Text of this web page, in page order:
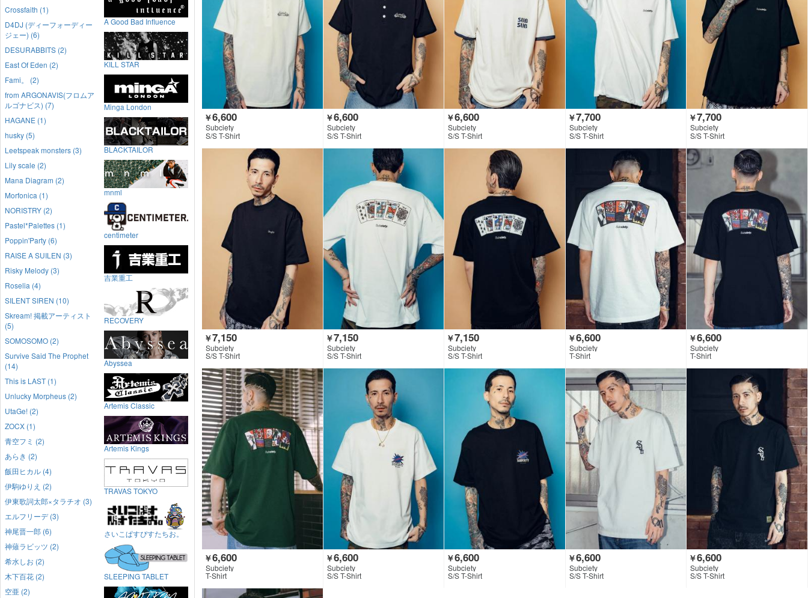
￥6,600
Subciety
S/S T-Shirt
￥6,600
Subciety
S/S T-Shirt
￥6,600
Subciety
S/S T-Shirt
￥7,700
Subciety
S/S T-Shirt
￥7,700
Subciety
S/S T-Shirt
￥7,150
Subciety
S/S T-Shirt
￥7,150
Subciety
S/S T-Shirt
￥7,150
Subciety
S/S T-Shirt
￥6,600
Subciety
T-Shirt
￥6,600
Subciety
T-Shirt
￥6,600
Subciety
T-Shirt
￥6,600
Subciety
S/S T-Shirt
￥6,600
Subciety
S/S T-Shirt
￥6,600
Subciety
S/S T-Shirt
￥6,600
Subciety
S/S T-Shirt
Crossfaith (1)
D4DJ (ディーフォーディー
ジェー) (6)
DESURABBITS (2)
East Of Eden (2)
Fami。 (2)
from ARGONAVIS(フロムア
ルゴナビス) (7)
HAGANE (1)
husky (5)
Leetspeak monsters (3)
Lily scale (2)
Mana Diagram (2)
Morfonica (1)
NORISTRY (2)
Pastel*Palettes (1)
Poppin'Party (6)
RAISE A SUILEN (3)
Risky Melody (3)
Roselia (4)
SILENT SIREN (10)
Skream! 掲載アーティスト
(5)
SOMOSOMO (2)
Survive Said The Prophet
(14)
This is LAST (1)
Unlucky Morpheus (2)
UtaGe! (2)
ZOCX (1)
青空フミ (2)
あらき (2)
飯田ヒカル (4)
伊駒ゆりえ (2)
伊東歌詞太郎×タラチオ (3)
エルフリーデ (3)
神尾晋一郎 (6)
神薙ラビッツ (2)
希水しお (2)
木下百花 (2)
空亜 (2)
A Good Bad Influence
KILL STAR
Minga London
BLACKTAILOR
mnml
centimeter
吉業重工
RECOVERY
Abyssea
Artemis Classic
Artemis Kings
TRAVAS TOKYO
さいこぱすぴすたちお。
SLEEPING TABLET